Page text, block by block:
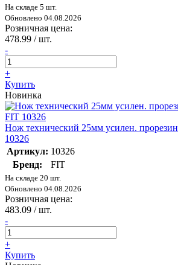
На складе 5 шт.
Обновлено 04.08.2026
Розничная цена:
478.99 / шт.
-
+
Купить
Новинка
Нож технический 25мм усилен.
10326
Артикул: 10326
Бренд:
FIT
На складе 20 шт.
Обновлено 04.08.2026
Розничная цена:
483.09 / шт.
-
+
Купить